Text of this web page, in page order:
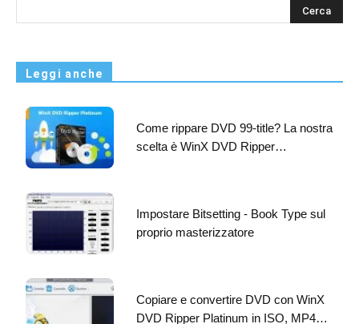
s
Leggi anche
Come rippare DVD 99-title? La nostra
scelta è WinX DVD Ripper…
Impostare Bitsetting - Book Type sul
proprio masterizzatore
Copiare e convertire DVD con WinX
DVD Ripper Platinum in ISO, MP4…